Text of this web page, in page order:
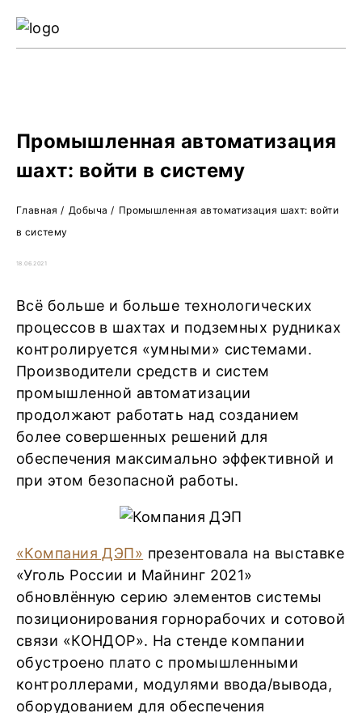
Промышленная автоматизация
шахт: войти в систему
Главная / Добыча / Промышленная автоматизация шахт: войти
в систему
18.06.2021
Всё больше и больше технологических
процессов в шахтах и подземных рудниках
контролируется «умными» системами.
Производители средств и систем
промышленной автоматизации
продолжают работать над созданием
более совершенных решений для
обеспечения максимально эффективной и
при этом безопасной работы.
«Компания ДЭП» презентовала на выставке
«Уголь России и Майнинг 2021»
обновлённую серию элементов системы
позиционирования горнорабочих и сотовой
связи «КОНДОР». На стенде компании
обустроено плато с промышленными
контроллерами, модулями ввода/вывода,
оборудованием для обеспечения